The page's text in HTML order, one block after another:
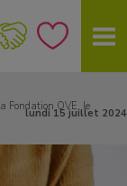
Fondation OVE, le
lundi 15 juillet 2024